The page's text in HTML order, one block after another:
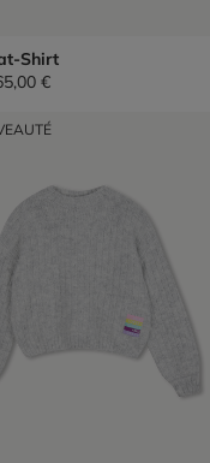
Shirt
€